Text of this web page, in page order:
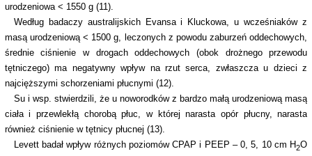
urodzeniowa < 1550 g (11).
Według badaczy australijskich Evansa i Kluckowa, u wcześniaków z
masą urodzeniową < 1500 g, leczonych z powodu zaburzeń oddechowych,
średnie ciśnienie w drogach oddechowych (obok drożnego przewodu
tętniczego) ma negatywny wpływ na rzut serca, zwłaszcza u dzieci z
najcięższymi schorzeniami płucnymi (12).
Su i wsp. stwierdzili, że u noworodków z bardzo małą urodzeniową masą
ciała i przewlekłą chorobą płuc, w której narasta opór płucny, narasta
również ciśnienie w tętnicy płucnej (13).
Levett badał wpływ różnych poziomów CPAP i PEEP – 0, 5, 10 cm H2O